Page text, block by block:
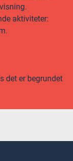
aktiviteter:
det er begrundet